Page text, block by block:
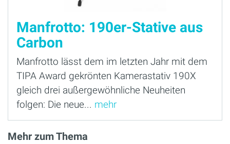
Manfrotto: 190er-Stative aus
Carbon
Manfrotto lässt dem im letzten Jahr mit dem
TIPA Award gekrönten Kamerastativ 190X
gleich drei außergewöhnliche Neuheiten
folgen: Die neue... mehr
Mehr zum Thema